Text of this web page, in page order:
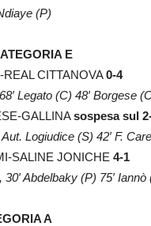
(P)
E
CITTANOVA0-4
Legato (C) 48′ Borgese
GALLINAsospesa sul
Logiudice (S) 42′ F.
SALINE JONICHE 4-1
30′ Abdelbaky (P) 75′
A